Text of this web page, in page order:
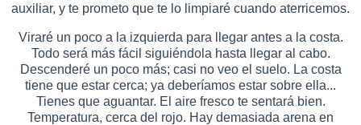
auxiliar, y te prometo que te lo limpiaré cuando aterricemos.
Viraré un poco a la izquierda para llegar antes a la costa.
Todo será más fácil siguiéndola hasta llegar al cabo.
Descenderé un poco más; casi no veo el suelo. La costa
tiene que estar cerca; ya deberíamos estar sobre ella...
Tienes que aguantar. El aire fresco te sentará bien.
Temperatura, cerca del rojo. Hay demasiada arena en